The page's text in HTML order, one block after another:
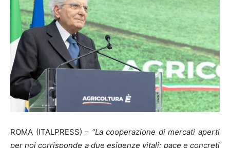
ROMA (ITALPRESS) – “La cooperazione di mercati aperti
per noi corrisponde a due esigenze vitali: pace e concreti